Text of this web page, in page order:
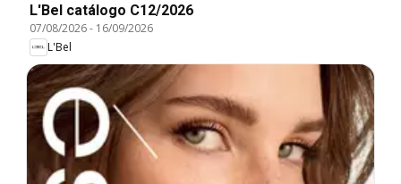
L'Bel catálogo C12/2026
07/08/2026- 16/09/2026
L'Bel